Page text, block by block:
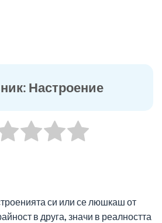
Настроение
си или се люшкаш от
в друга, значи в реалността